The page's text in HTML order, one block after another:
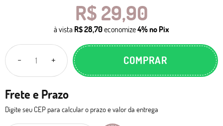
R$ 29,90
à vista R$ 28,70economize4%no Pix
COMPRAR
Frete e Prazo
Digite seu CEP para calcular o prazo e valor da entrega